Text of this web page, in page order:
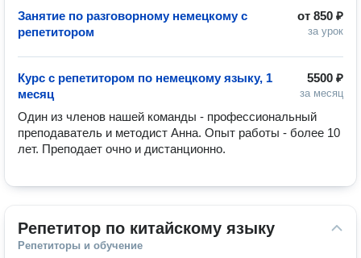
от 850 ₽
за урок
Занятие по разговорному немецкому с
репетитором
5500 ₽
за месяц
Курс с репетитором по немецкому языку, 1
месяц
Один из членов нашей команды - профессиональный
преподаватель и методист Анна. Опыт работы - более 10
лет. Преподает очно и дистанционно.
Репетитор по китайскому языку
Репетиторы и обучение